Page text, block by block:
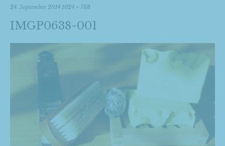
24. September 2014 1024 × 768
IMGP0638-001